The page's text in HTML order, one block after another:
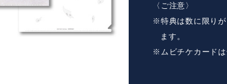
〈ご注意〉
※特典は数に限りが
ます。
※ムビチケカードは